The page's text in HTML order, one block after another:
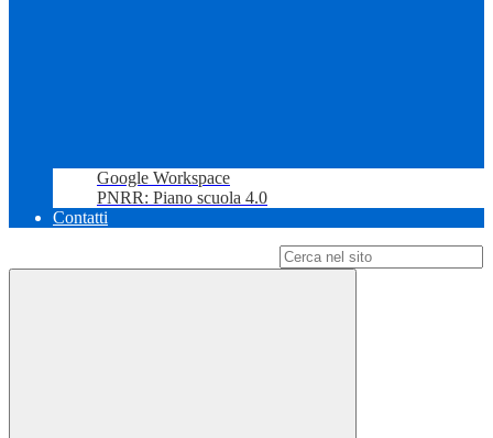
Google Workspace
PNRR: Piano scuola 4.0
Contatti